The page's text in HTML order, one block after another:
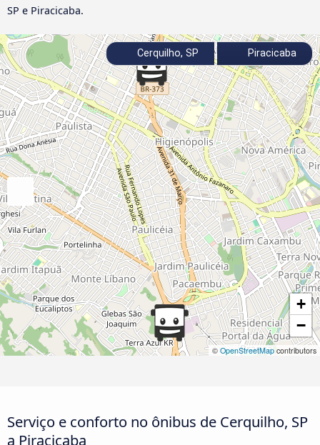
SP e Piracicaba.
+
−
© OpenStreetMap contributors
Cerquilho, SP Piracicaba
Serviço e conforto no ônibus de Cerquilho, SP
a Piracicaba